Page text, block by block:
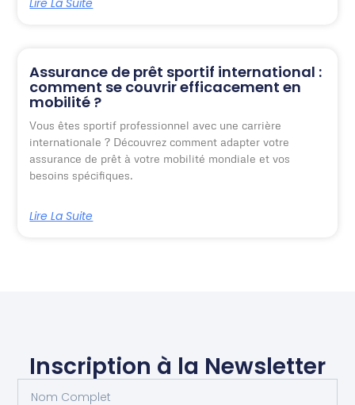
Lire La Suite
Assurance de prêt sportif international :
comment se couvrir efficacement en
mobilité ?
Vous êtes sportif professionnel avec une carrière
internationale ? Découvrez comment adapter votre
assurance de prêt à votre mobilité mondiale et vos
besoins spécifiques.
Lire La Suite
Inscription à la Newsletter